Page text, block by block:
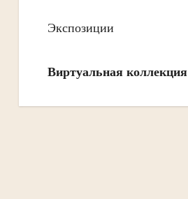
Экспозиции
Виртуальная коллекция